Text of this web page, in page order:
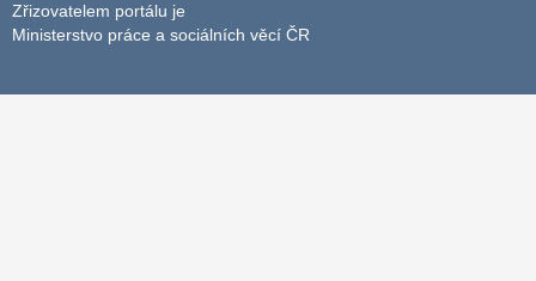
Zřizovatelem portálu je
Ministerstvo práce a sociálních věcí ČR